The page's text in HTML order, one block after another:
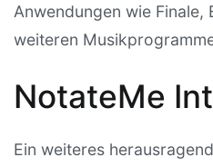
Anwendungen wie Finale,
weiteren
NotateMe
Ein weiteres